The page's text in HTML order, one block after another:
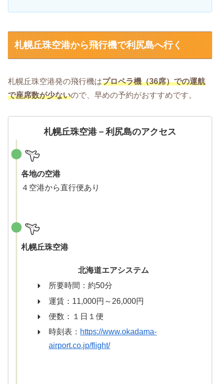
札幌丘珠空港から飛行機で利尻島へ行く
札幌丘珠空港発の飛行機はプロペラ機（36席）での運航
で座席数が少ないので、早めの予約がおすすめです。
札幌丘珠空港－利尻島のアクセス
各地の空港
４空港から直行便あり
札幌丘珠空港
北海道エアシステム
所要時間：約50分
運賃：11,000円～26,000円
便数：１日１便
時刻表： https://www.okadama-
airport.co.jp/flight/